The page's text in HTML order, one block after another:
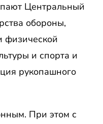
Центральный
обороны,
физической
и спорта и
рукопашного
При этом с